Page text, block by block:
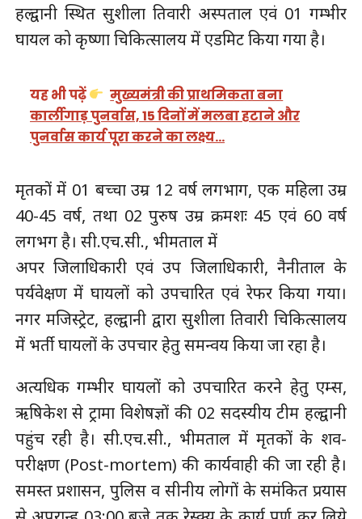
हल्द्वानी स्थित सुशीला तिवारी अस्पताल एवं 01 गम्भीर
घायल को कृष्णा चिकित्सालय में एडमिट किया गया है।
यह भी पढ़ें
मुख्यमंत्री की प्राथमिकता बना
कार्लीगाड़ पुनर्वास, 15 दिनों में मलबा हटाने और
पुनर्वास कार्य पूरा करने का लक्ष्य…
मृतकों में 01 बच्चा उम्र 12 वर्ष लगभाग, एक महिला उम्र
40-45 वर्ष, तथा 02 पुरुष उम्र क्रमशः 45 एवं 60 वर्ष
लगभग है। सी.एच.सी., भीमताल में
अपर जिलाधिकारी एवं उप जिलाधिकारी, नैनीताल के
पर्यवेक्षण में घायलों को उपचारित एवं रेफर किया गया।
नगर मजिस्ट्रेट, हल्द्वानी द्वारा सुशीला तिवारी चिकित्सालय
में भर्ती घायलों के उपचार हेतु समन्वय किया जा रहा है।
अत्यधिक गम्भीर घायलों को उपचारित करने हेतु एम्स,
ऋषिकेश से ट्रामा विशेषज्ञों की 02 सदस्यीय टीम हल्द्वानी
पहुंच रही है। सी.एच.सी., भीमताल में मृतकों के शव-
परीक्षण (Post-mortem) की कार्यवाही की जा रही है।
समस्त प्रशासन, पुलिस व सीनीय लोगों के समंकित प्रयास